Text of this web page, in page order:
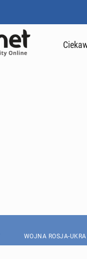
WOJNA ROSJA-